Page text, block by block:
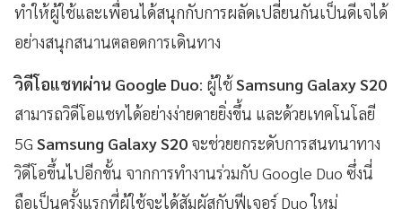
ทำให้ผู้ใช้และเพื่อนได้สนุกกับการผลัดเปลี่ยนกันเป็นดีเจได้
อย่างสนุกสนานตลอดการเดินทาง
วิดีโอแชทผ่าน Google Duo: ผู้ใช้Samsung Galaxy S20
สามารถวิดีโอแชทได้อย่างง่ายดายยิ่งขึ้น และด้วยเทคโนโลยี
5G Samsung Galaxy S20 จะช่วยยกระดับการสนทนาทาง
วิดีโอขึ้นไปอีกขั้น จากการทำงานร่วมกับ Google Duo ซึ่งนี่
ถือเป็นครั้งแรกที่ผู้ใช้จะได้สัมผัสกับฟีเจอร์ Duo ใหม่